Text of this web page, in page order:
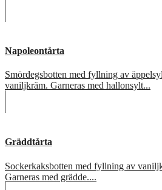
Napoleontårta
Smördegsbotten med fyllning av
vaniljkräm. Garneras med hallonsylt...
Gräddtårta
Sockerkaksbotten med fyllning av
Garneras med grädde....